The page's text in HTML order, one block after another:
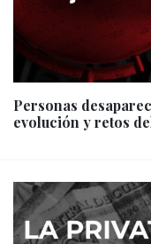
Personas
evolución y retos